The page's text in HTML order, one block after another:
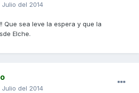
Julio del 2014
Que sea leve la espera y que la
Elche.
Julio del 2014